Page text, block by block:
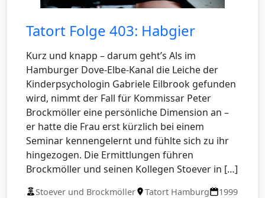
Tatort Folge 403: Habgier
Kurz und knapp – darum geht’s Als im
Hamburger Dove-Elbe-Kanal die Leiche der
Kinderpsychologin Gabriele Eilbrook gefunden
wird, nimmt der Fall für Kommissar Peter
Brockmöller eine persönliche Dimension an –
er hatte die Frau erst kürzlich bei einem
Seminar kennengelernt und fühlte sich zu ihr
hingezogen. Die Ermittlungen führen
Brockmöller und seinen Kollegen Stoever in […]
Stoever und Brockmöller Tatort Hamburg 1999